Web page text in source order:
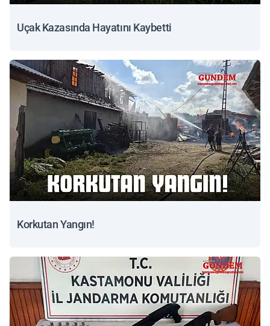
Uçak Kazasında Hayatını Kaybetti
Korkutan Yangın!